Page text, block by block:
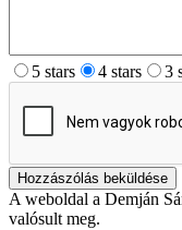
5 stars 4 stars 3
Hozzászólás beküldése
A weboldal a Demján
valósult meg.